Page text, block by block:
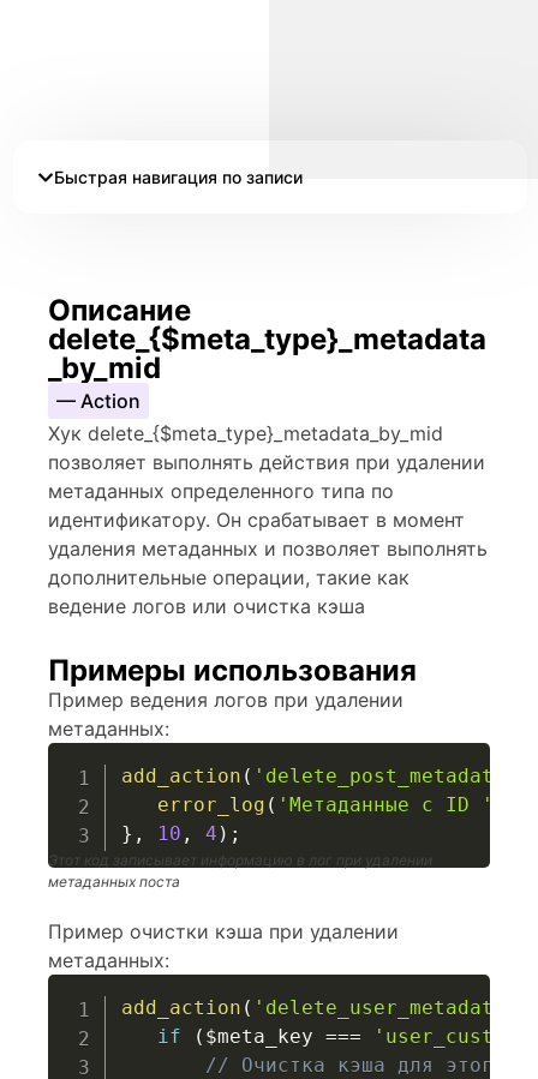
Быстрая навигация по записи
Описание
delete_{$meta_type}_metadata
_by_mid
— Action
Хук delete_{$meta_type}_metadata_by_mid
позволяет выполнять действия при удалении
метаданных определенного типа по
идентификатору. Он срабатывает в момент
удаления метаданных и позволяет выполнять
дополнительные операции, такие как
ведение логов или очистка кэша
Примеры использования
Пример ведения логов при удалении
метаданных:
add_action (
error_log ( 'Метаданные с ID '
} , 10 , 4 ) ;
Этот код записывает информацию в лог при удалении
метаданных поста
Пример очистки кэша при удалении
метаданных:
add_action (
if
( $meta_key ===
// Очистка кэша для этого